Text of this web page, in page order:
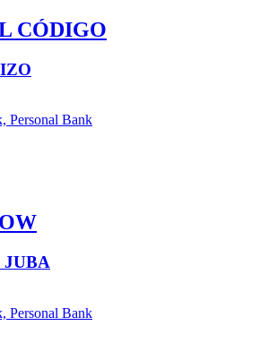
CÓDIGO
JUBA